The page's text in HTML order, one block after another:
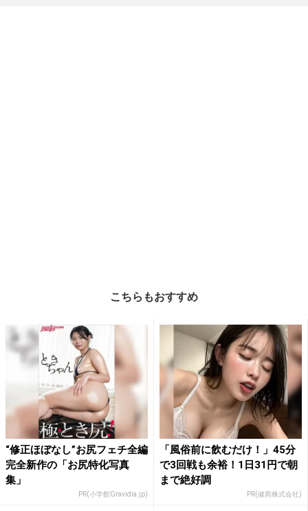
こちらもおすすめ
“修正ほぼなし”お尻フェチ全編
完全新作の「お尻特化写真
集」
PR(小学館Gravidia.jp)
「風俗前に飲むだけ！」45分
で3回戦も余裕！1日31円で朝
まで絶好調
PR(健商株式会社)